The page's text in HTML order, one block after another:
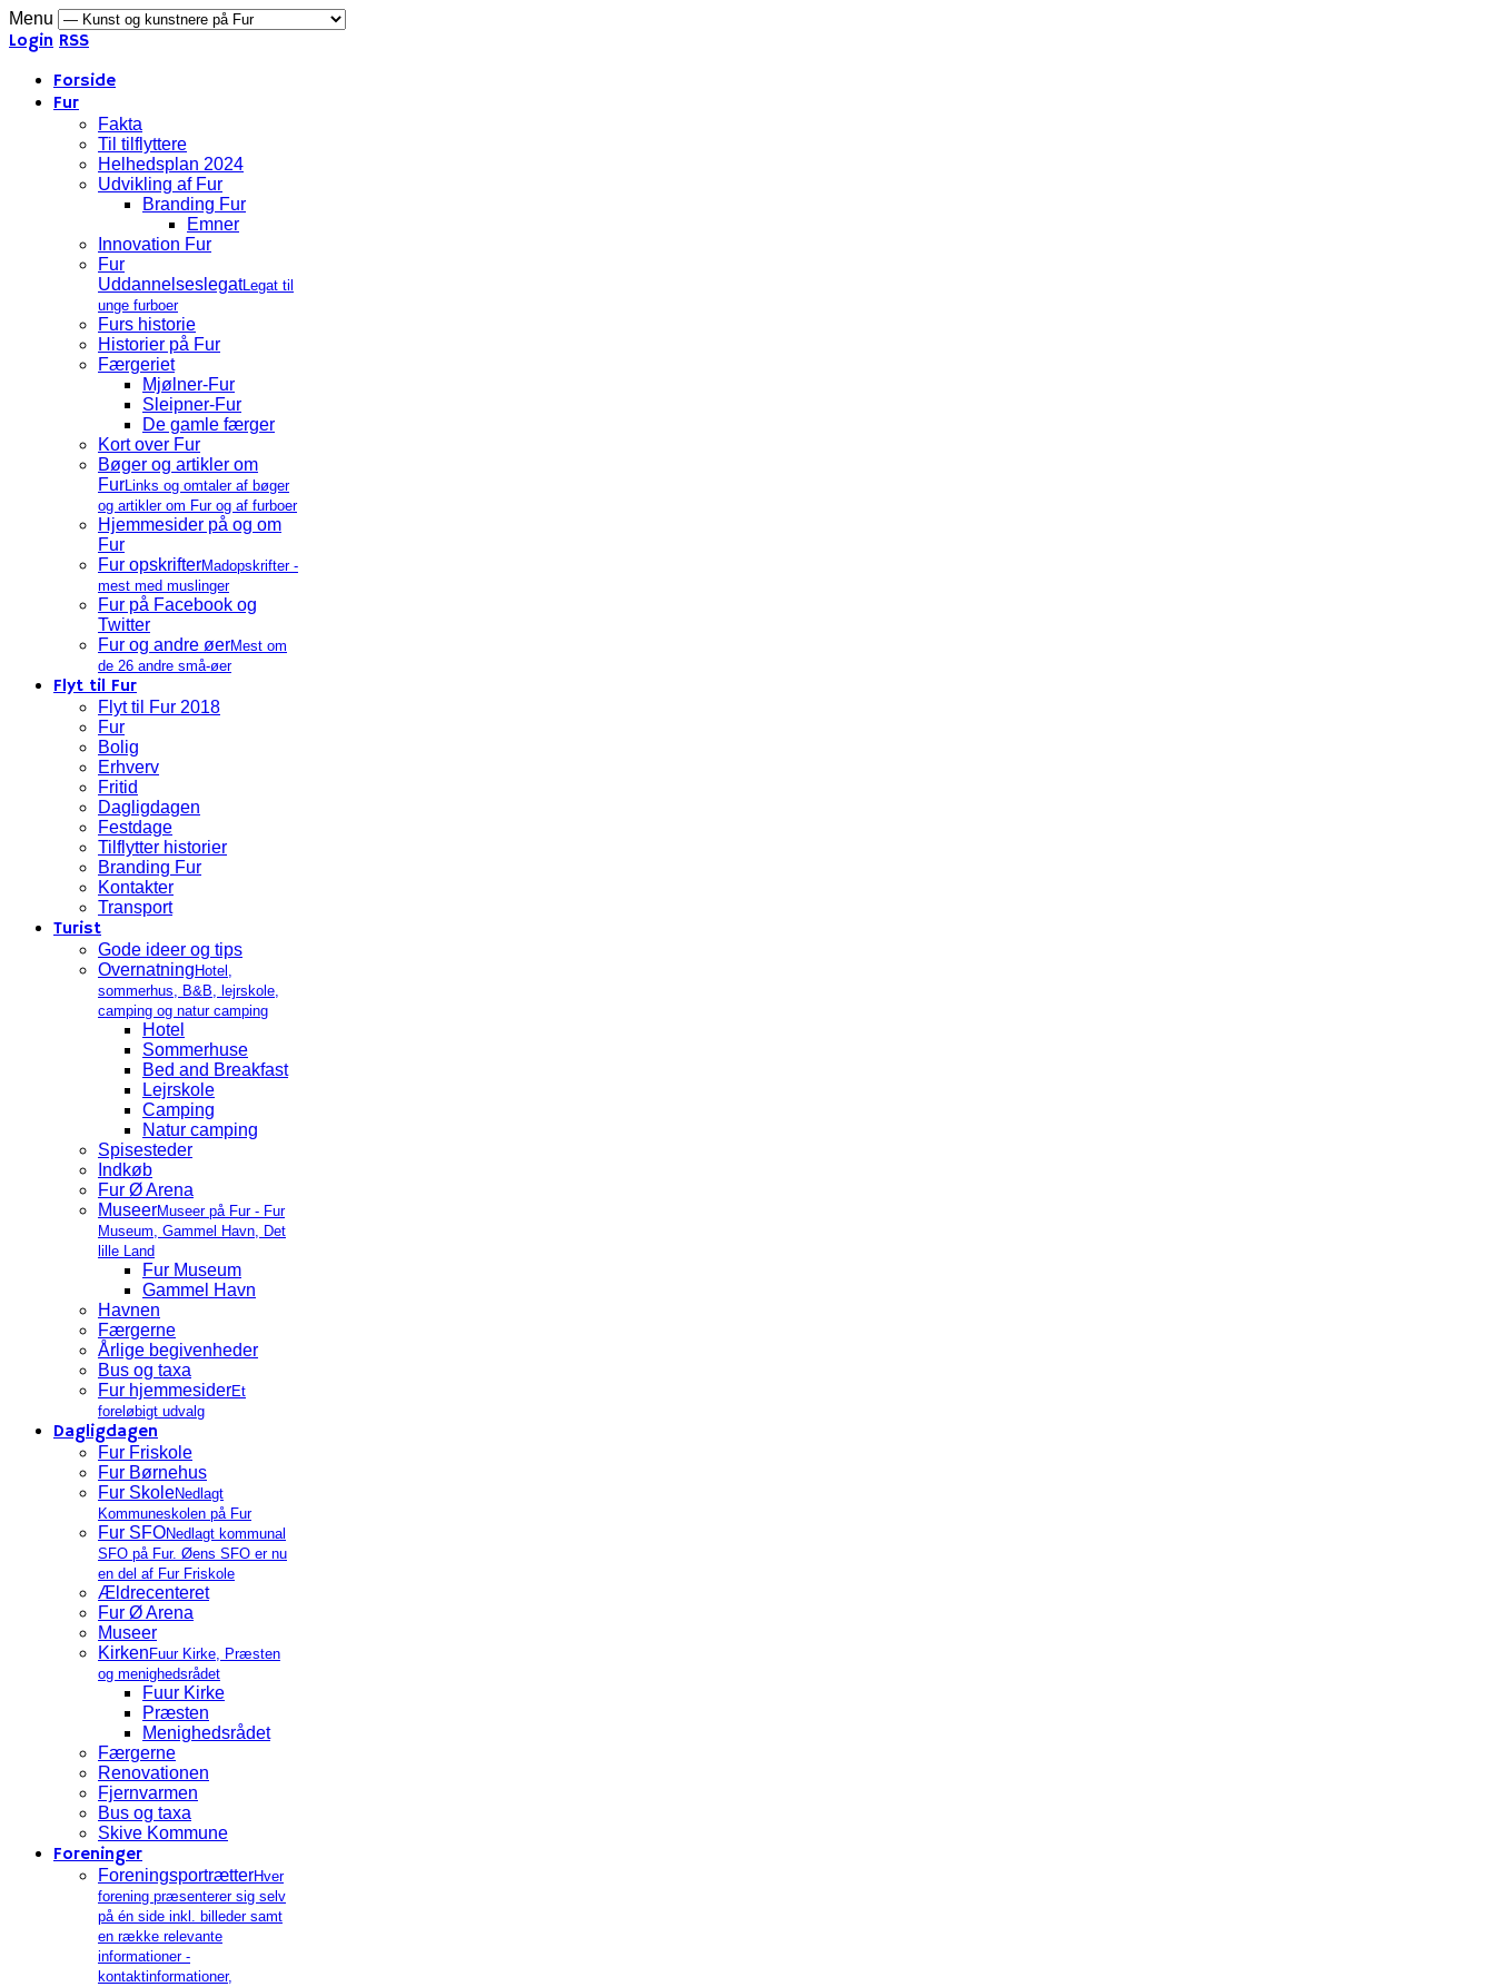
Menu
Login RSS
Forside
Fur
Fakta
Til tilflyttere
Helhedsplan 2024
Udvikling af Fur
Branding Fur
Emner
Innovation Fur
Fur
UddannelseslegatLegat til
unge furboer
Furs historie
Historier på Fur
Færgeriet
Mjølner-Fur
Sleipner-Fur
De gamle færger
Kort over Fur
Bøger og artikler om
FurLinks og omtaler af bøger
og artikler om Fur og af furboer
Hjemmesider på og om
Fur
Fur opskrifterMadopskrifter -
mest med muslinger
Fur på Facebook og
Twitter
Fur og andre øerMest om
de 26 andre små-øer
Flyt til Fur
Flyt til Fur 2018
Fur
Bolig
Erhverv
Fritid
Dagligdagen
Festdage
Tilflytter historier
Branding Fur
Kontakter
Transport
Turist
Gode ideer og tips
Overnatning Hotel,
sommerhus, B&B, lejrskole,
camping og natur camping
Hotel
Sommerhuse
Bed and Breakfast
Lejrskole
Camping
Natur camping
Spisesteder
Indkøb
Fur Ø Arena
MuseerMuseer på Fur - Fur
Museum, Gammel Havn, Det
lille Land
Fur Museum
Gammel Havn
Havnen
Færgerne
Årlige begivenheder
Bus og taxa
Fur hjemmesiderEt
foreløbigt udvalg
Dagligdagen
Fur Friskole
Fur Børnehus
Fur SkoleNedlagt
Kommuneskolen på Fur
Fur SFONedlagt kommunal
SFO på Fur. Øens SFO er nu
en del af Fur Friskole
Ældrecenteret
Fur Ø Arena
Museer
Kirken Fuur Kirke, Præsten
og menighedsrådet
Fuur Kirke
Præsten
Menighedsrådet
Færgerne
Renovationen
Fjernvarmen
Bus og taxa
Skive Kommune
Foreninger
ForeningsportrætterHver
forening præsenterer sig selv
på én side inkl. billeder samt
en række relevante
informationer -
kontaktinformationer,